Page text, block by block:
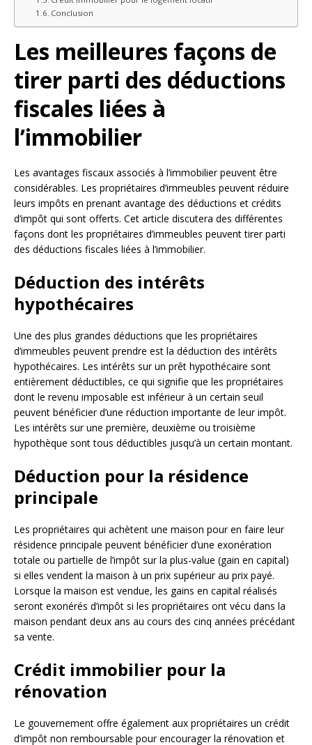
Conclusion
Les meilleures façons de
tirer parti des déductions
fiscales liées à
l’immobilier
Les avantages fiscaux associés à l’immobilier peuvent être
considérables. Les propriétaires d’immeubles peuvent réduire
leurs impôts en prenant avantage des déductions et crédits
d’impôt qui sont offerts. Cet article discutera des différentes
façons dont les propriétaires d’immeubles peuvent tirer parti
des déductions fiscales liées à l’immobilier.
Déduction des intérêts
hypothécaires
Une des plus grandes déductions que les propriétaires
d’immeubles peuvent prendre est la déduction des intérêts
hypothécaires. Les intérêts sur un prêt hypothécaire sont
entièrement déductibles, ce qui signifie que les propriétaires
dont le revenu imposable est inférieur à un certain seuil
peuvent bénéficier d’une réduction importante de leur impôt.
Les intérêts sur une première, deuxième ou troisième
hypothèque sont tous déductibles jusqu’à un certain montant.
Déduction pour la résidence
principale
Les propriétaires qui achètent une maison pour en faire leur
résidence principale peuvent bénéficier d’une exonération
totale ou partielle de l’impôt sur la plus-value (gain en capital)
si elles vendent la maison à un prix supérieur au prix payé.
Lorsque la maison est vendue, les gains en capital réalisés
seront exonérés d’impôt si les propriétaires ont vécu dans la
maison pendant deux ans au cours des cinq années précédant
sa vente.
Crédit immobilier pour la
rénovation
Le gouvernement offre également aux propriétaires un crédit
d’impôt non remboursable pour encourager la rénovation et